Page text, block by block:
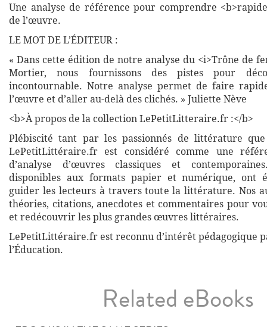
Une analyse de référence pour comprendre
de l’œuvre.
LE MOT DE L’ÉDITEUR :
« Dans cette édition de notre analyse du <i>Trône de
Mortier, nous fournissons des pistes pour
incontournable. Notre analyse permet de faire
l’œuvre et d’aller au-delà des clichés. » Juliette Nève
<b>À propos de la collection LePetitLitteraire.fr :</b>
Plébiscité tant par les passionnés de littérature
LePetitLittéraire.fr est considéré comme une
d’analyse d’œuvres classiques et
disponibles aux formats papier et numérique, ont
guider les lecteurs à travers toute la littérature. Nos
théories, citations, anecdotes et commentaires pour
et redécouvrir les plus grandes œuvres littéraires.
LePetitLittéraire.fr est reconnu d’intérêt pédagogique
l’Éducation.
Related eBooks